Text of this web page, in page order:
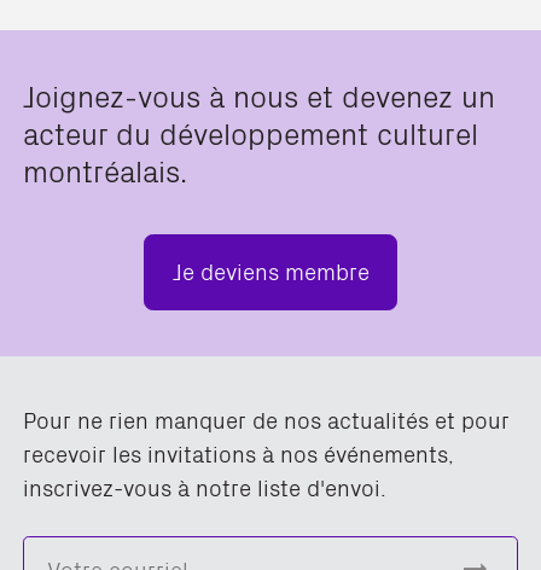
Joignez-vous à nous et devenez un
acteur du développement culturel
montréalais.
Je deviens membre
Pour ne rien manquer de nos actualités et pour
recevoir les invitations à nos événements,
inscrivez-vous à notre liste d'envoi.